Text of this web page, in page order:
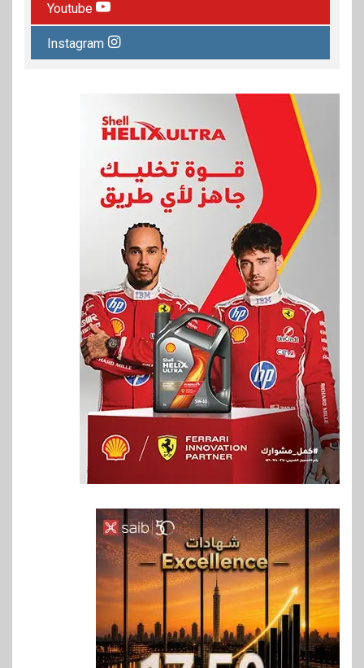
Youtube
Instagram
6
بنوك
بنك QNB مصر يعزز جاهزية
المشروعات الصغيرة والمتوسطة
للنمو والتوسع
7 اخبار